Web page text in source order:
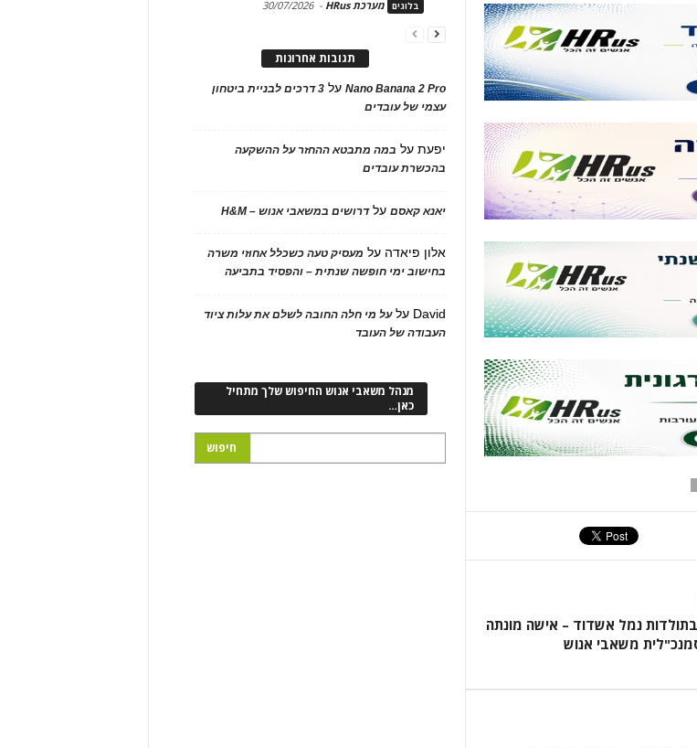
נמל אשדוד – אישה מונתה
משאבי אנוש
בלוגים מערכת HRus -
30/07/2026
תגובות אחרונות
Nano Banana 2 Proעל 3 דרכים לבניית ביטחון
עצמי של עובדים
יפעתעל במה מתבטא ההחזר על ההשקעה
בהכשרת עובדים
יאנא קאסםעלדרושים במשאבי אנוש – H&M
אלון פיאדה על מעסיק טעה כשכלל אחוזי משרה
בחישוב ימי חופשה שנתית – והפסיד בתביעה
David עלעל מי חלה החובה לשלם את עלות ציוד
העבודה של העובד
מנהל משאבי אנוש החיפוש שלך מתחיל
כאן…